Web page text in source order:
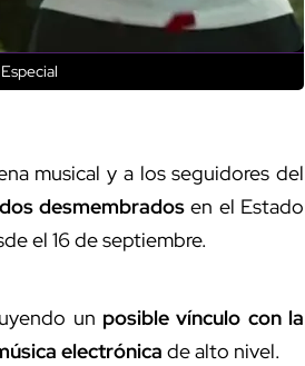
musical y a los seguidores del
desmembrados en el Estado
el 16 de septiembre.
un posible vínculo con la
electrónica de alto nivel.